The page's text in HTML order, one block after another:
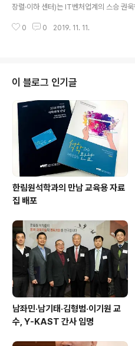
장렬·이하 센터)는 IT벤처업계의 스승 권
기술유공자 강연’을 개최했다. 경기고는 권
을 최초로 규명하는 등 자동제어 분야 국내
을 이끌었으며, 본격적인 벤처 붐이 일기 전
자들에게 창업의 열정을 전달함으로써 휴
인디지털‧우리기술 등 일명 ‘권욱현 사단’
내 대표 벤처기업들의 탄생에 산파 역할을
표는 2000년 슈프리마를 창업했으며 ..
0 0 2019. 11. 11.
이 블로그 인기글
한림원석학과의 만남 교육용 자료
집 배포
남좌민·남기태·김형범·이기원 교
수, Y-KAST 간사 임명